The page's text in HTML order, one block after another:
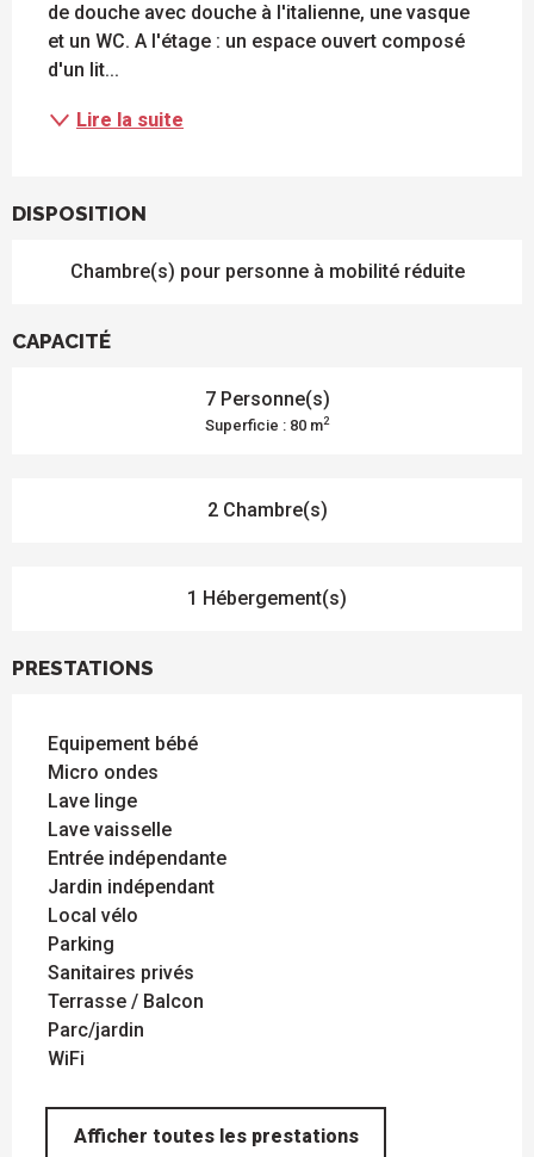
de douche avec douche à l'italienne, une vasque
et un WC. A l'étage : un espace ouvert composé
d'un lit...
Lire la suite
DISPOSITION
Chambre(s) pour personne à mobilité réduite
CAPACITÉ
7 Personne(s)
Superficie : 80 m2
2 Chambre(s)
1 Hébergement(s)
PRESTATIONS
Equipement bébé
Micro ondes
Lave linge
Lave vaisselle
Entrée indépendante
Jardin indépendant
Local vélo
Parking
Sanitaires privés
Terrasse / Balcon
Parc/jardin
WiFi
Afficher toutes les prestations